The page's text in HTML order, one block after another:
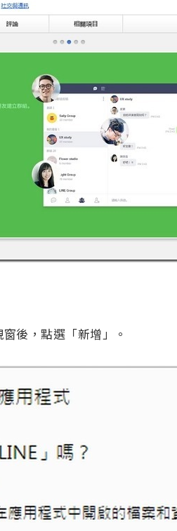
後，點選「新增」。